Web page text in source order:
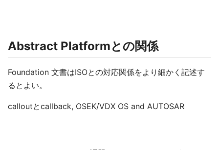
Abstract Platformとの関係
Foundation 文書はISOとの対応関係をより細かく記述す
るとよい。
calloutとcallback, OSEK/VDX OS and AUTOSAR